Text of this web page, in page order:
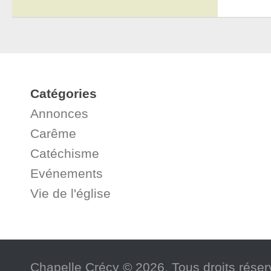
Catégories
Annonces
Carême
Catéchisme
Evénements
Vie de l'église
Chapelle Crécy © 2026. Tous droits